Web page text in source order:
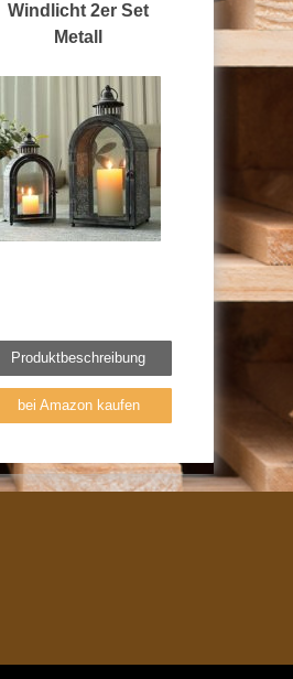
Windlicht 2er Set
Metall
Produktbeschreibung
bei Amazon kaufen